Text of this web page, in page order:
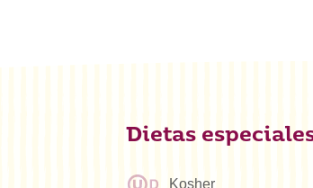
Dietas
Kosher